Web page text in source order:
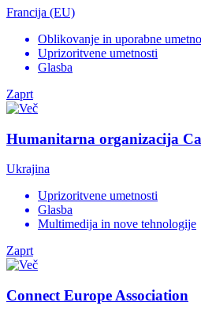
Francija (EU)
Oblikovanje in uporabne
Uprizoritvene umetnosti
Glasba
Zaprt
Humanitarna organizacija
Ukrajina
Uprizoritvene umetnosti
Glasba
Multimedija in nove tehnologije
Zaprt
Connect Europe Association